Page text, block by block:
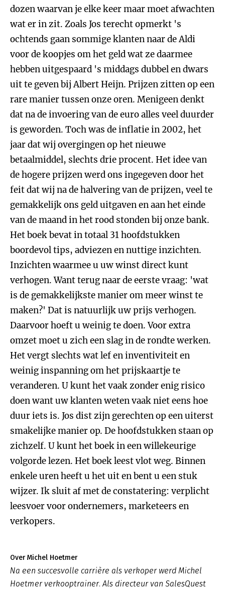
dozen waarvan je elke keer maar moet afwachten
wat er in zit. Zoals Jos terecht opmerkt 's
ochtends gaan sommige klanten naar de Aldi
voor de koopjes om het geld wat ze daarmee
hebben uitgespaard 's middags dubbel en dwars
uit te geven bij Albert Heijn. Prijzen zitten op een
rare manier tussen onze oren. Menigeen denkt
dat na de invoering van de euro alles veel duurder
is geworden. Toch was de inflatie in 2002, het
jaar dat wij overgingen op het nieuwe
betaalmiddel, slechts drie procent. Het idee van
de hogere prijzen werd ons ingegeven door het
feit dat wij na de halvering van de prijzen, veel te
gemakkelijk ons geld uitgaven en aan het einde
van de maand in het rood stonden bij onze bank.
Het boek bevat in totaal 31 hoofdstukken
boordevol tips, adviezen en nuttige inzichten.
Inzichten waarmee u uw winst direct kunt
verhogen. Want terug naar de eerste vraag: 'wat
is de gemakkelijkste manier om meer winst te
maken?' Dat is natuurlijk uw prijs verhogen.
Daarvoor hoeft u weinig te doen. Voor extra
omzet moet u zich een slag in de rondte werken.
Het vergt slechts wat lef en inventiviteit en
weinig inspanning om het prijskaartje te
veranderen. U kunt het vaak zonder enig risico
doen want uw klanten weten vaak niet eens hoe
duur iets is. Jos dist zijn gerechten op een uiterst
smakelijke manier op. De hoofdstukken staan op
zichzelf. U kunt het boek in een willekeurige
volgorde lezen. Het boek leest vlot weg. Binnen
enkele uren heeft u het uit en bent u een stuk
wijzer. Ik sluit af met de constatering: verplicht
leesvoer voor ondernemers, marketeers en
verkopers.
Over Michel Hoetmer
Na een succesvolle carrière als verkoper werd Michel
Hoetmer verkooptrainer. Als directeur van SalesQuest